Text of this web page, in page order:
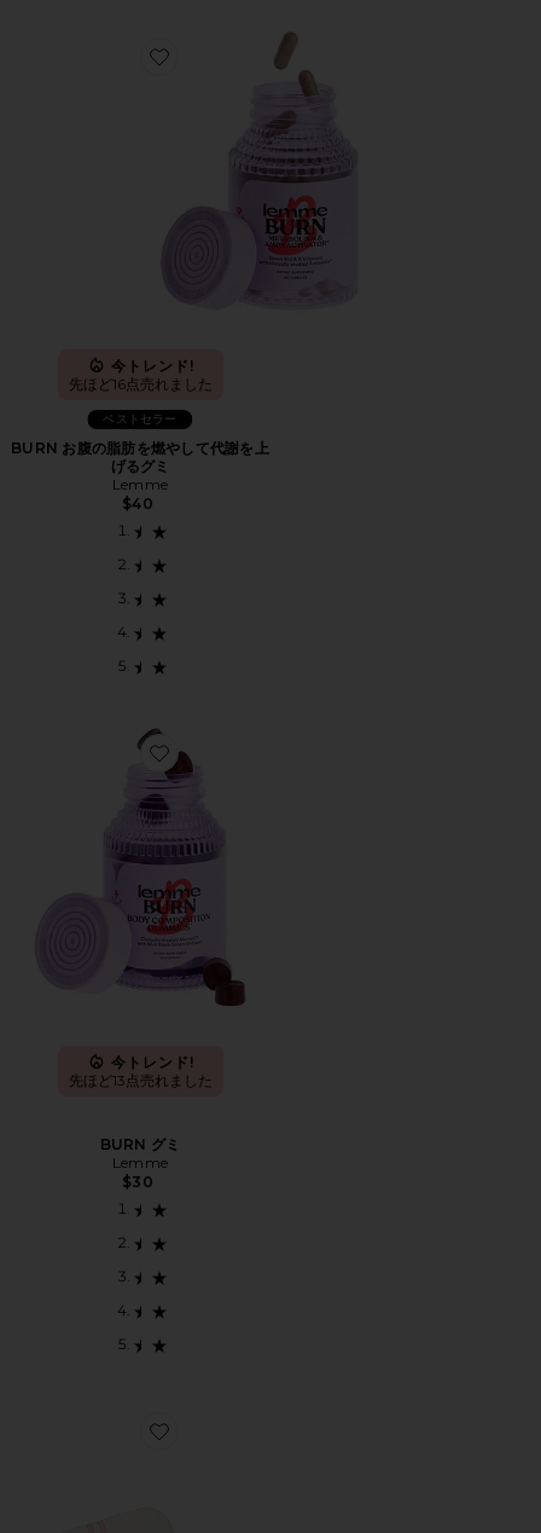
Favorite BURN お腹の脂肪を燃やして代謝を上げるグミ
今トレンド!
先ほど16点売れました
ベストセラー
BURN お腹の脂肪を燃やして代謝を上
げるグミ
Lemme
$40
Favorite BURN グミ
今トレンド!
先ほど13点売れました
BURN グミ
Lemme
$30
Favorite MOUTH TAPE マウステープ